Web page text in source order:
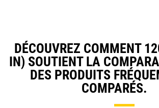
DÉCOUVREZ COMMENT
IN) SOUTIENT LA
DES PRODUITS
COMPARÉS.